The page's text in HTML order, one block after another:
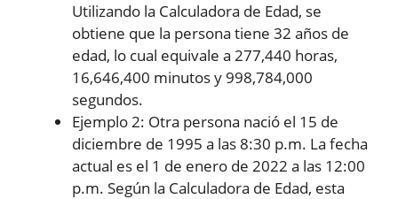
Utilizando la Calculadora de Edad, se
obtiene que la persona tiene 32 años de
edad, lo cual equivale a 277,440 horas,
16,646,400 minutos y 998,784,000
segundos.
Ejemplo 2: Otra persona nació el 15 de
diciembre de 1995 a las 8:30 p.m. La fecha
actual es el 1 de enero de 2022 a las 12:00
p.m. Según la Calculadora de Edad, esta